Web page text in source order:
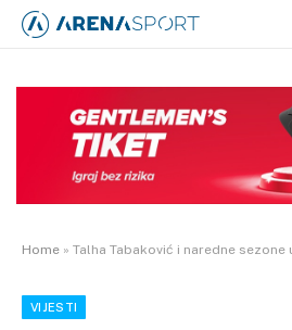
Home » Talha Tabaković i naredne sezone
VIJESTI